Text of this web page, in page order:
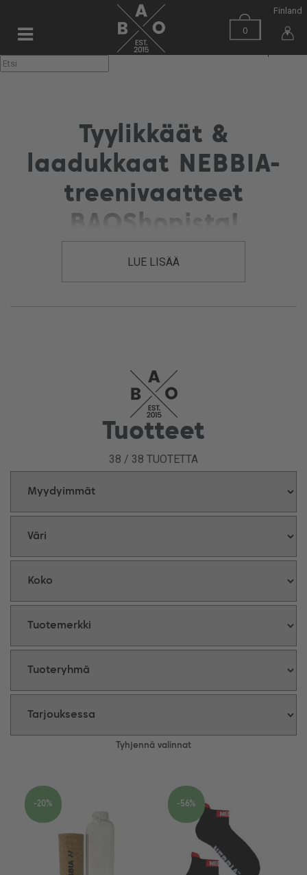
0
Finland
▼
Tyylikkäät &
laadukkaat NEBBIA-
treenivaatteet
BAOShopista!
LUE LISÄÄ
Tuotteet
38 / 38 TUOTETTA
Tyhjennä valinnat
-20% -56%